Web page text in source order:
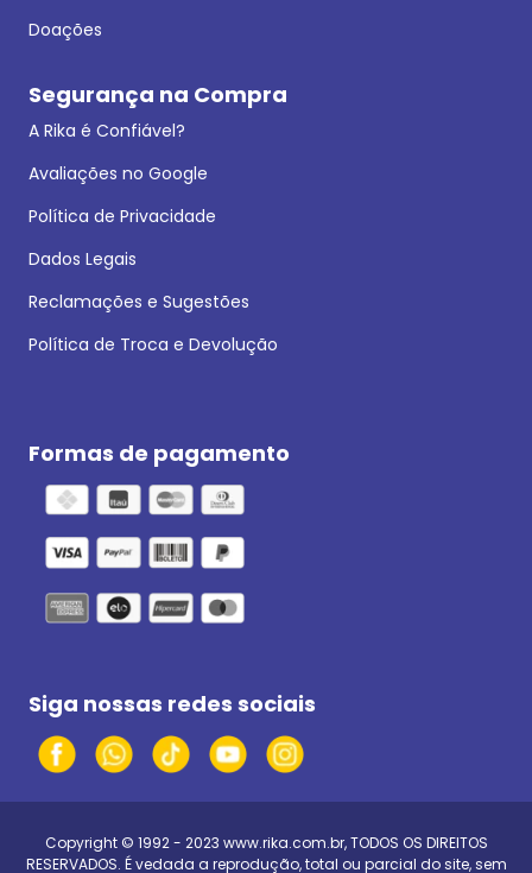
Doações
Segurança na Compra
A Rika é Confiável?
Avaliações no Google
Política de Privacidade
Dados Legais
Reclamações e Sugestões
Política de Troca e Devolução
Formas de pagamento
Siga nossas redes sociais
Copyright © 1992 - 2023 www.rika.com.br, TODOS OS DIREITOS
RESERVADOS. É vedada a reprodução, total ou parcial do site, sem